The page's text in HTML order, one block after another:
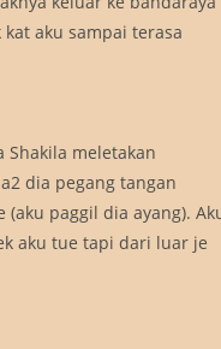
aku sampai terasa
meletakan
dia pegang tangan
paggil dia ayang).
aku tue tapi dari luar je